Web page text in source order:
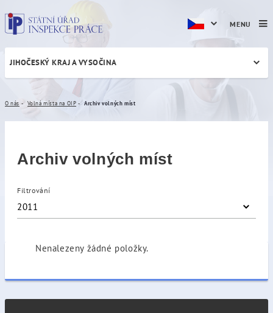
Archiv volných míst
JIHOČESKÝ KRAJ A VYSOČINA
O nás Volná místa na OIP Archiv volných míst
Archiv volných míst
Filtrování
2011
Nenalezeny žádné položky.
MENU